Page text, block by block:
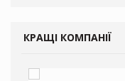
КРАЩІ КОМПАНІЇ